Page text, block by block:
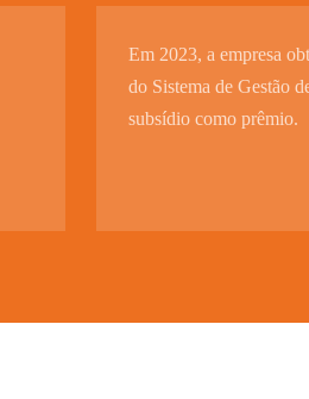
Em 2023, a empresa
do Sistema de Gestão
subsídio como prêmio.